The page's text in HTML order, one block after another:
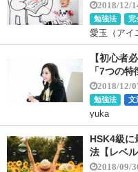
2018/12/
勉強法 完
愛玉（アイ
【初心者
「7つの
2018/12/
勉強法 文
yuka
HSK4級に
法【レベル
2018/09/